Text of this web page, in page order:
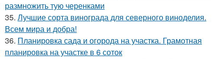
размножить тую черенками
35. Лучшие сорта винограда для северного виноделия.
Всем мира и добра!
36. Планировка сада и огорода на участка. Грамотная
планировка на участке в 6 соток